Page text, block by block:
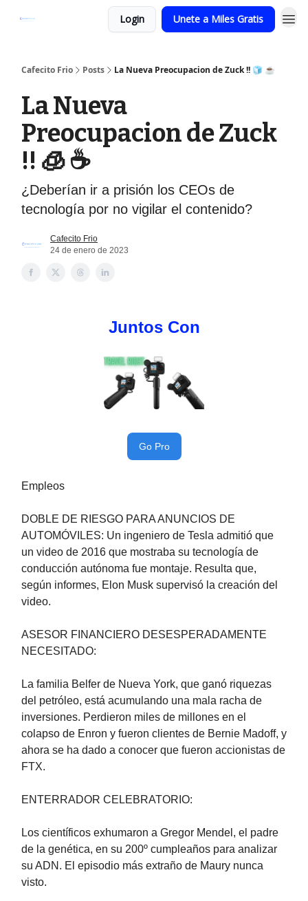
Login Unete a Miles Gratis
Cafecito Frio Posts La Nueva Preocupacion de Zuck !! 🧊 ☕️
La Nueva
Preocupacion de Zuck
!! 🧊 ☕️
¿Deberían ir a prisión los CEOs de
tecnología por no vigilar el contenido?
Cafecito Frio
24 de enero de 2023
Juntos Con
Go Pro
Empleos
DOBLE DE RIESGO PARA ANUNCIOS DE
AUTOMÓVILES: Un ingeniero de Tesla admitió que
un video de 2016 que mostraba su tecnología de
conducción autónoma fue montaje. Resulta que,
según informes, Elon Musk supervisó la creación del
video.
ASESOR FINANCIERO DESESPERADAMENTE
NECESITADO:
La familia Belfer de Nueva York, que ganó riquezas
del petróleo, está acumulando una mala racha de
inversiones. Perdieron miles de millones en el
colapso de Enron y fueron clientes de Bernie Madoff, y
ahora se ha dado a conocer que fueron accionistas de
FTX.
ENTERRADOR CELEBRATORIO:
Los científicos exhumaron a Gregor Mendel, el padre
de la genética, en su 200º cumpleaños para analizar
su ADN. El episodio más extraño de Maury nunca
visto.